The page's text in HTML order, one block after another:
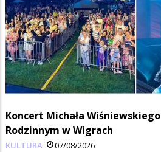
Koncert Michała
Rodzinnym w Wigrach
KULTURA 07/08/2026